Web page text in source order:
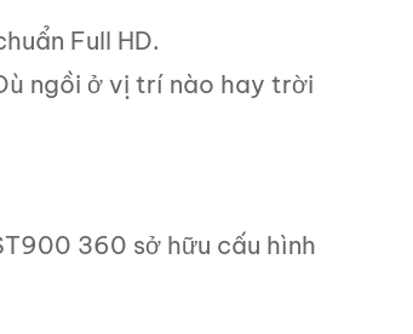
Full HD.
ngồi ở vị trí nào hay trời
360 sở hữu cấu hình